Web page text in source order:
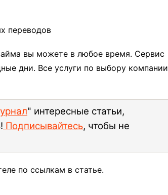
переводов
вы можете в любое время. Сервис
дни. Все услуги по выбору компании
" интересные статьи,
Подписывайтесь, чтобы не
по ссылкам в статье.